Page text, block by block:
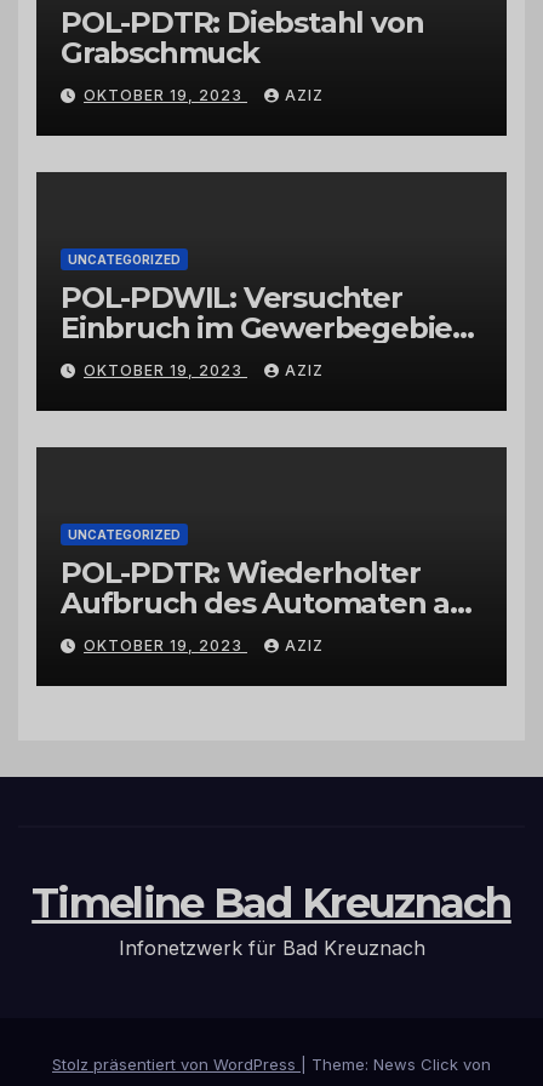
POL-PDTR: Diebstahl von
Grabschmuck
OKTOBER 19, 2023 AZIZ
UNCATEGORIZED
POL-PDWIL: Versuchter
Einbruch im Gewerbegebiet
Wittlich
OKTOBER 19, 2023 AZIZ
UNCATEGORIZED
POL-PDTR: Wiederholter
Aufbruch des Automaten am
Wohnmobilstellplatz in
Hermeskeil am Labachweg
OKTOBER 19, 2023 AZIZ
Timeline Bad Kreuznach
Infonetzwerk für Bad Kreuznach
Stolz präsentiert von WordPress
Theme: News Click von